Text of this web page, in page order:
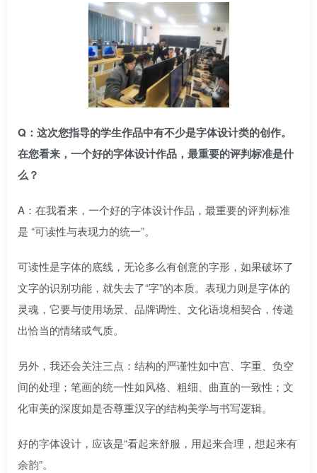
Q：这次您指导的学生作品中有不少是字体设计类的创作。
在您看来，一个好的字体设计作品，最重要的评判标准是什
么？
A：在我看来，一个好的字体设计作品，最重要的评判标准
是 “可读性与表现力的统一”。
可读性是字体的底线，无论多么有创意的字形，如果破坏了
文字的识别功能，就失去了“字”的本质。表现力则是字体的
灵魂，它要与使用场景、品牌调性、文化语境相契合，传递
出恰当的情绪或气质。
另外，我还会关注三点：结构的严谨性如中宫、字重、负空
间的处理；笔画的统一性如风格、粗细、曲直的一致性；文
化审美的深度如是否尊重汉字的结构美学与书写逻辑。
好的字体设计，应该是“看起来舒服，用起来合理，想起来有
余韵”。